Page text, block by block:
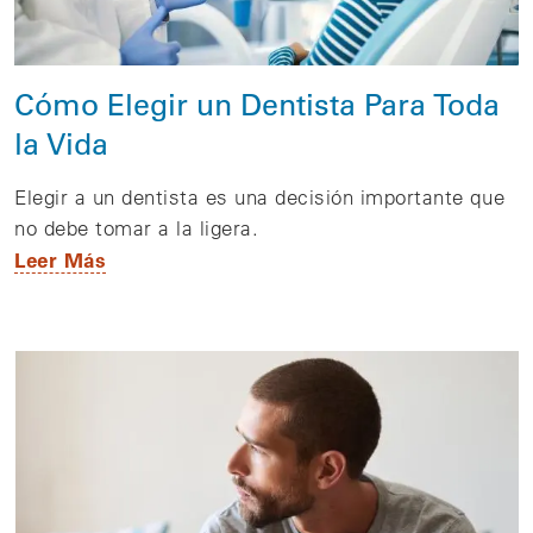
Cómo Elegir un Dentista Para Toda
la Vida
Elegir a un dentista es una decisión importante que
no debe tomar a la ligera.
Leer Más